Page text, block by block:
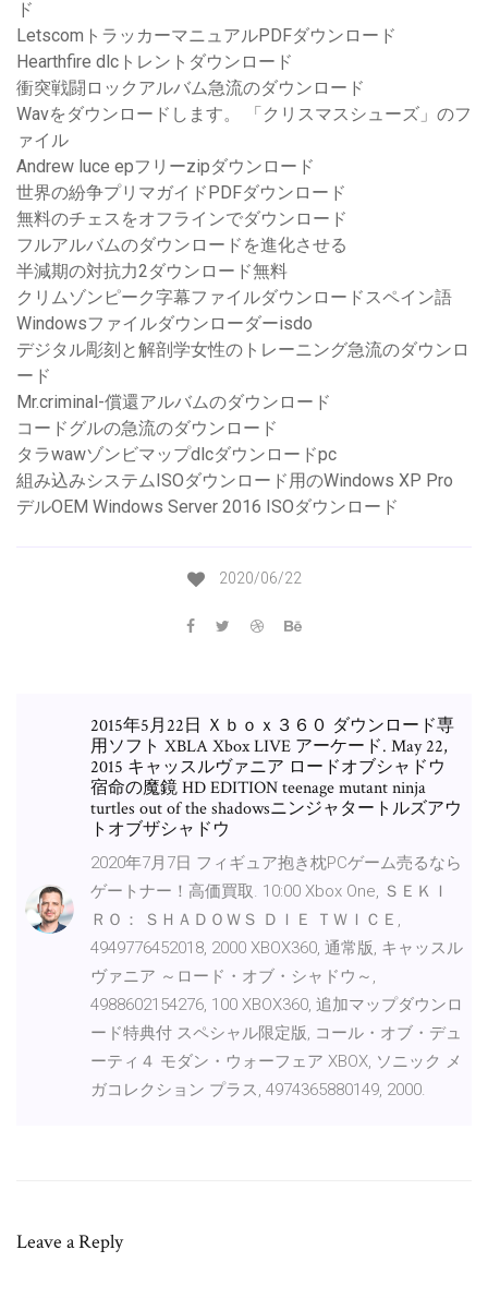
ド
LetscomトラッカーマニュアルPDFダウンロード
Hearthfire dlcトレントダウンロード
衝突戦闘ロックアルバム急流のダウンロード
Wavをダウンロードします。 「クリスマスシューズ」のフ
ァイル
Andrew luce epフリーzipダウンロード
世界の紛争プリマガイドPDFダウンロード
無料のチェスをオフラインでダウンロード
フルアルバムのダウンロードを進化させる
半減期の対抗力2ダウンロード無料
クリムゾンピーク字幕ファイルダウンロードスペイン語
Windowsファイルダウンローダーisdo
デジタル彫刻と解剖学女性のトレーニング急流のダウンロ
ード
Mr.criminal-償還アルバムのダウンロード
コードグルの急流のダウンロード
タラwawゾンビマップdlcダウンロードpc
組み込みシステムISOダウンロード用のWindows XP Pro
デルOEM Windows Server 2016 ISOダウンロード
2020/06/22
2015年5月22日 Ｘｂｏｘ３６０ ダウンロード専
用ソフト XBLA Xbox LIVE アーケード. May 22,
2015 キャッスルヴァニア ロードオブシャドウ
宿命の魔鏡 HD EDITION teenage mutant ninja
turtles out of the shadowsニンジャタートルズアウ
トオブザシャドウ
2020年7月7日 フィギュア抱き枕PCゲーム売るなら
ゲートナー！高価買取. 10:00 Xbox One, ＳＥＫＩ
ＲＯ： ＳＨＡＤＯＷＳ ＤＩＥ ＴＷＩＣＥ,
4949776452018, 2000 XBOX360, 通常版, キャッスル
ヴァニア ～ロード・オブ・シャドウ～,
4988602154276, 100 XBOX360, 追加マップダウンロ
ード特典付 スペシャル限定版, コール・オブ・デュ
ーティ４ モダン・ウォーフェア XBOX, ソニック メ
ガコレクション プラス, 4974365880149, 2000.
Leave a Reply